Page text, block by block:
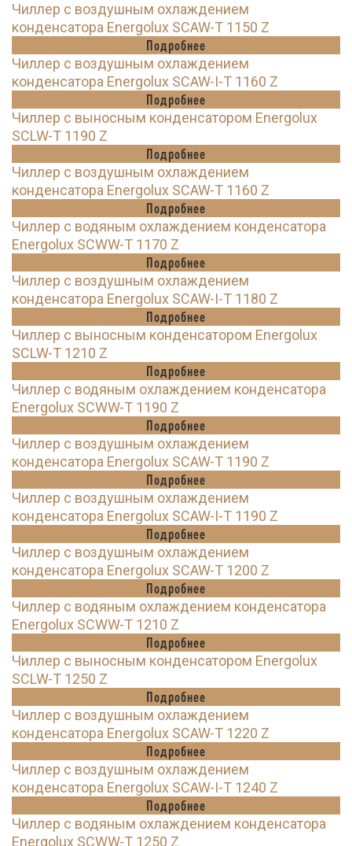
Чиллер с воздушным охлаждением
конденсатора Energolux SCAW-T 1150 Z
Подробнее
Чиллер с воздушным охлаждением
конденсатора Energolux SCAW-I-T 1160 Z
Подробнее
Чиллер с выносным конденсатором Energolux
SCLW-T 1190 Z
Подробнее
Чиллер с воздушным охлаждением
конденсатора Energolux SCAW-T 1160 Z
Подробнее
Чиллер с водяным охлаждением конденсатора
Energolux SCWW-T 1170 Z
Подробнее
Чиллер с воздушным охлаждением
конденсатора Energolux SCAW-I-T 1180 Z
Подробнее
Чиллер с выносным конденсатором Energolux
SCLW-T 1210 Z
Подробнее
Чиллер с водяным охлаждением конденсатора
Energolux SCWW-T 1190 Z
Подробнее
Чиллер с воздушным охлаждением
конденсатора Energolux SCAW-T 1190 Z
Подробнее
Чиллер с воздушным охлаждением
конденсатора Energolux SCAW-I-T 1190 Z
Подробнее
Чиллер с воздушным охлаждением
конденсатора Energolux SCAW-T 1200 Z
Подробнее
Чиллер с водяным охлаждением конденсатора
Energolux SCWW-T 1210 Z
Подробнее
Чиллер с выносным конденсатором Energolux
SCLW-T 1250 Z
Подробнее
Чиллер с воздушным охлаждением
конденсатора Energolux SCAW-T 1220 Z
Подробнее
Чиллер с воздушным охлаждением
конденсатора Energolux SCAW-I-T 1240 Z
Подробнее
Чиллер с водяным охлаждением конденсатора
Energolux SCWW-T 1250 Z